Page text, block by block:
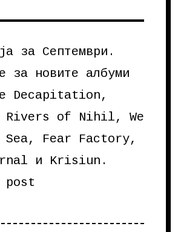
за Септември.
за новите албуми
Decapitation,
of Nihil, We
Sea, Fear Factory,
и Krisiun.